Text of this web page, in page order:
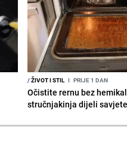
/ŽIVOT I STIL I PRIJE 1 DAN
Očistite rernu bez
stručnjakinja dijeli savjete